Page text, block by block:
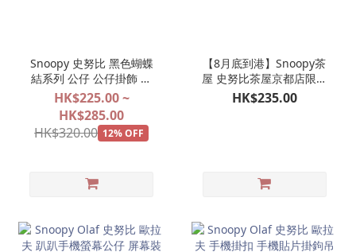
Snoopy 史努比 黑色蝴蝶
結系列 公仔 公仔掛飾 娃
娃玩偶吊飾 【2027年1月
預訂商品】
HK$225.00 ~
HK$285.00
HK$320.00 12% OFF
【8月底到港】Snoopy茶
屋 史努比茶屋京都店限定
京和傘 SNOOPY 公仔掛飾
HK$235.00